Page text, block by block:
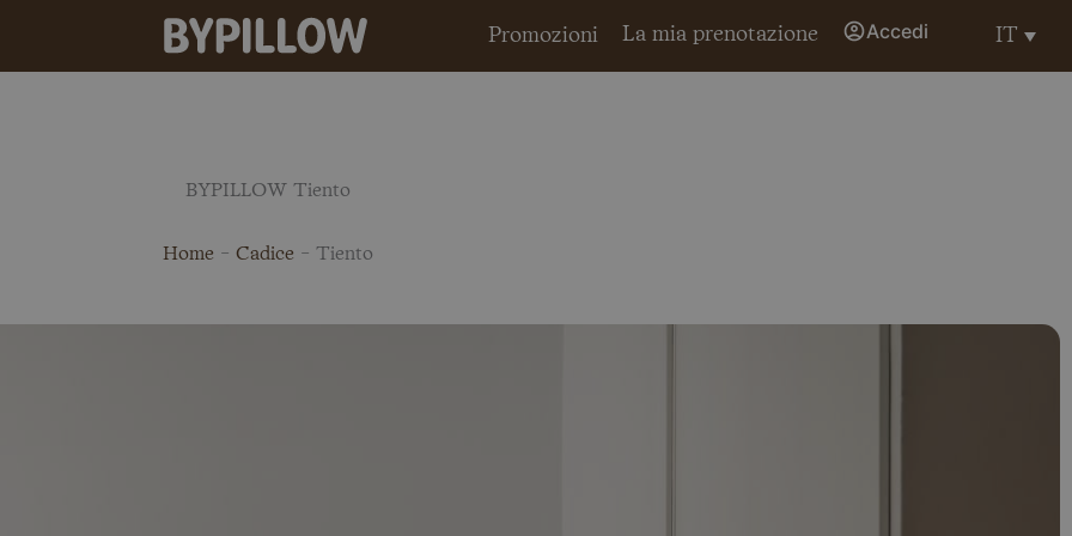
Promozioni La mia prenotazione Accedi IT
BYPILLOW Tiento
Home - Cadice - Tiento